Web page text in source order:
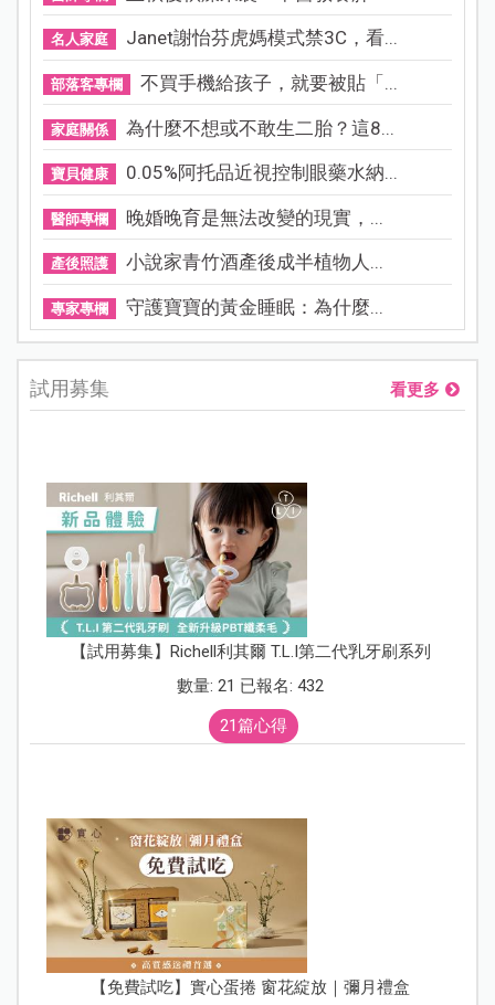
名人家庭 Janet謝怡芬虎媽模式禁3C，看...
部落客專欄 不買手機給孩子，就要被貼「...
家庭關係 為什麼不想或不敢生二胎？這8...
寶貝健康 0.05%阿托品近視控制眼藥水納...
醫師專欄 晚婚晚育是無法改變的現實，...
產後照護 小說家青竹酒產後成半植物人...
專家專欄 守護寶寶的黃金睡眠：為什麼...
試用募集 看更多
【試用募集】Richell利其爾 T.L.I第二代乳牙刷系列
數量: 21 已報名: 432
21篇心得
【免費試吃】實心蛋捲 窗花綻放｜彌月禮盒